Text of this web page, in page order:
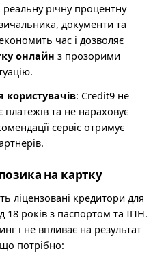
реальну річну процентну
документи та
час і дозволяє
онлайн з прозорими
: Credit9 не
та не нараховує
сервіс отримує
на картку
ліцензовані кредитори для
18 років з паспортом та ІПН.
і не впливає на результат
потрібно: